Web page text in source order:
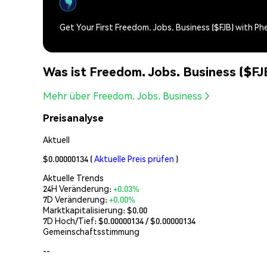
Get Your First Freedom. Jobs. Business ($FJB) with
Was ist Freedom. Jobs. Business
Mehr über Freedom. Jobs. Business
Preisanalyse
Aktuell
$0.00000134 (Aktuelle Preis prüfen )
Aktuelle Trends
24H Veränderung:+0.03%
7D Veränderung:+0.00%
Marktkapitalisierung:$0.00
7D Hoch/Tief: $0.00000134/ $0.00000134
Gemeinschaftsstimmung
--